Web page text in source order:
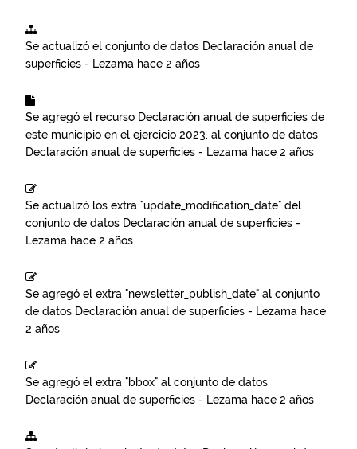
Se actualizó el conjunto de datos Declaración anual de
superficies - Lezama hace 2 años
Se agregó el recurso Declaración anual de superficies de
este municipio en el ejercicio 2023. al conjunto de datos
Declaración anual de superficies - Lezama hace 2 años
Se actualizó los extra "update_modification_date" del
conjunto de datos Declaración anual de superficies -
Lezama hace 2 años
Se agregó el extra "newsletter_publish_date" al conjunto
de datos Declaración anual de superficies - Lezama hace
2 años
Se agregó el extra "bbox" al conjunto de datos
Declaración anual de superficies - Lezama hace 2 años